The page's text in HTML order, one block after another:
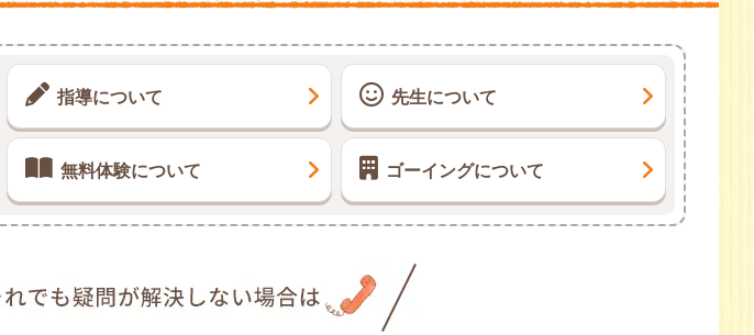
指導について 先生について
無料体験について ゴーイングについて